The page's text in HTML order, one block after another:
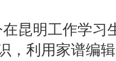
昆明工作学习
，利用家谱编